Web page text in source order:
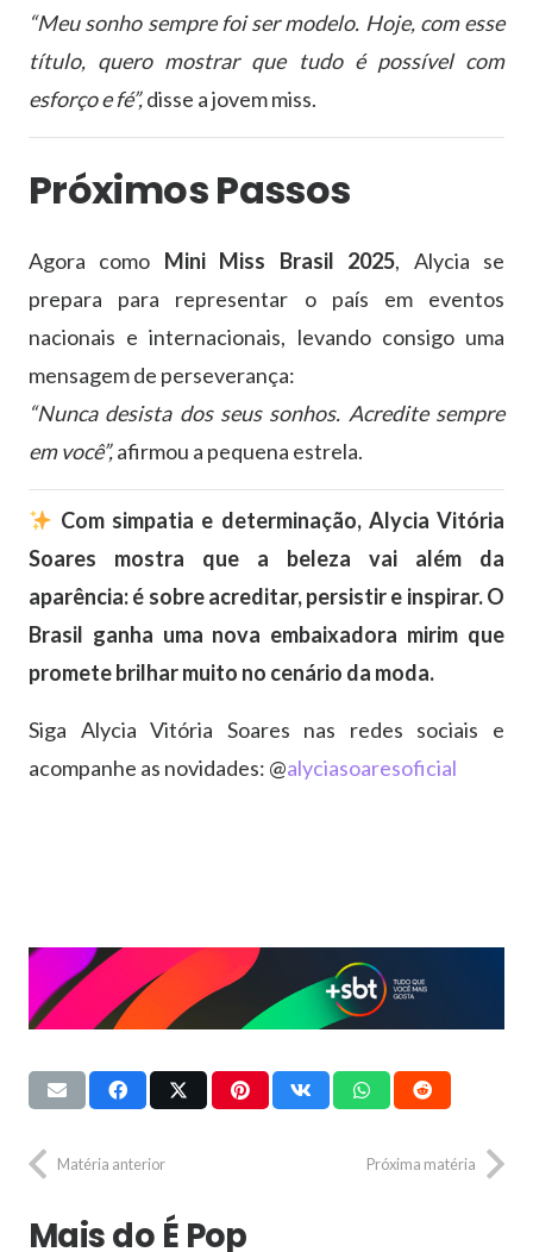
“Meu sonho sempre foi ser modelo. Hoje, com esse
título, quero mostrar que tudo é possível com
esforço e fé”,disse a jovem miss.
Próximos Passos
Agora como Mini Miss Brasil 2025, Alycia se
prepara para representar o país em eventos
nacionais e internacionais, levando consigo uma
mensagem de perseverança:
“Nunca desista dos seus sonhos. Acredite sempre
em você”,afirmou a pequena estrela.
Com simpatia e determinação, Alycia Vitória
Soares mostra que a beleza vai além da
aparência: é sobre acreditar, persistir e inspirar. O
Brasil ganha uma nova embaixadora mirim que
promete brilhar muito no cenário da moda.
Siga Alycia Vitória Soares nas redes sociais e
acompanhe as novidades: @alyciasoaresoficial
Matéria anterior Próxima matéria
Mais do É Pop